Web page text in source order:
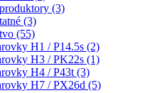
(3)
(3)
(55)
H1 / P14.5s (2)
H3 / PK22s (1)
H4 / P43t (3)
H7 / PX26d (5)